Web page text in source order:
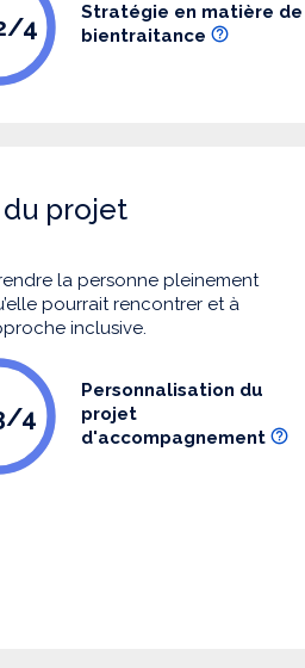
4
Stratégie en matière de
bientraitance
projet
la personne pleinement
pourrait rencontrer et à
inclusive.
4
Personnalisation du
projet
d'accompagnement